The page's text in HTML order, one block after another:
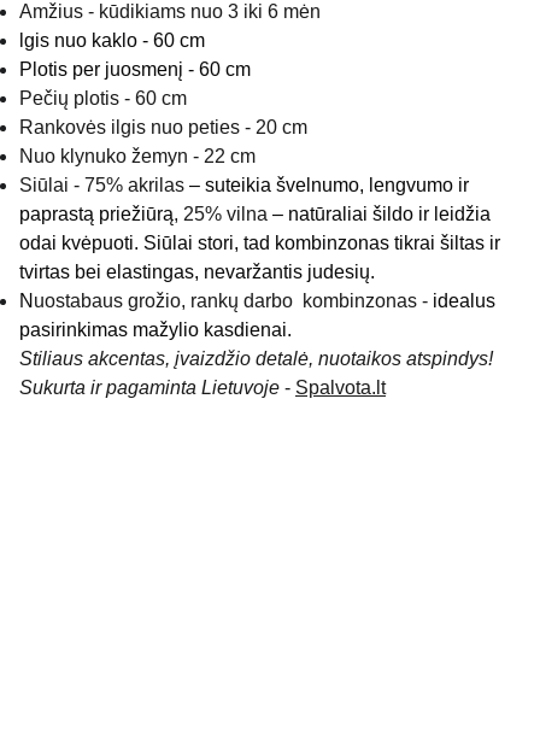
Amžius - kūdikiams nuo 3 iki 6 mėn
lgis nuo kaklo - 60 cm
Plotis per juosmenį - 60 cm
Pečių plotis - 60 cm
Rankovės ilgis nuo peties - 20 cm
Nuo klynuko žemyn - 22 cm
Siūlai - 75% akrilas – suteikia švelnumo, lengvumo ir
paprastą priežiūrą, 25% vilna – natūraliai šildo ir leidžia
odai kvėpuoti. Siūlai stori, tad kombinzonas tikrai šiltas ir
tvirtas bei elastingas, nevaržantis judesių.
N uostabaus grožio, rankų darbo kombinzonas - idealus
pasirinkimas mažylio kasdienai.
Stiliaus akcentas, įvaizdžio detalė, nuotaikos atspindys!
Sukurta ir pagaminta Lietuvoje - Spalvota.lt